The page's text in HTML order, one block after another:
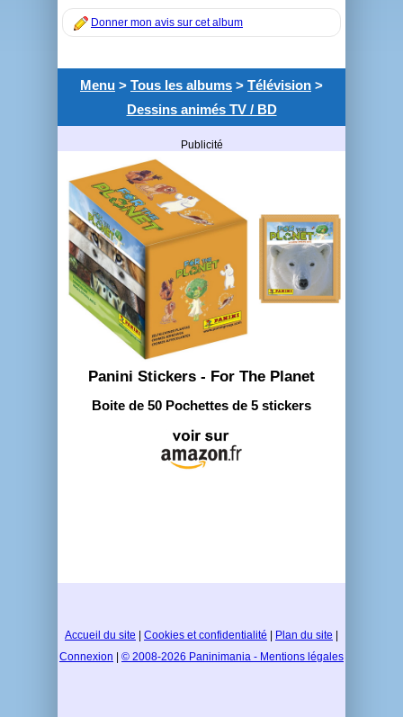
Donner mon avis sur cet album
Menu > Tous les albums > Télévision >
Dessins animés TV / BD
Publicité
Panini Stickers - For The Planet
Boite de 50 Pochettes de 5 stickers
Accueil du site Cookies et confidentialité Plan du site
Connexion
© 2008-2026 Paninimania - Mentions légales